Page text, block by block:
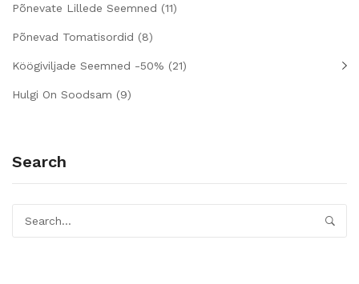
Põnevate Lillede Seemned (11)
Põnevad Tomatisordid (8)
Köögiviljade Seemned -50% (21)
Hulgi On Soodsam (9)
Search